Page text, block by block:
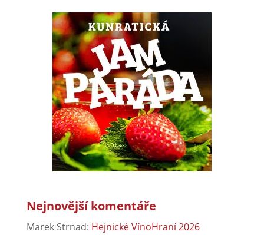
Nejnovější komentáře
Marek Strnad: Hejnické VínoHraní 2026